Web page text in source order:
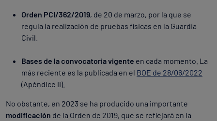
Orden PCI/362/2019, de 20 de marzo, por la que se
regula la realización de pruebas físicas en la Guardia
Civil.
Bases de la convocatoria vigente en cada momento. La
más reciente es la publicada en el BOE de 28/06/2022
(Apéndice II).
No obstante, en 2023 se ha producido una importante
modificación de la Orden de 2019, que se reflejará en la